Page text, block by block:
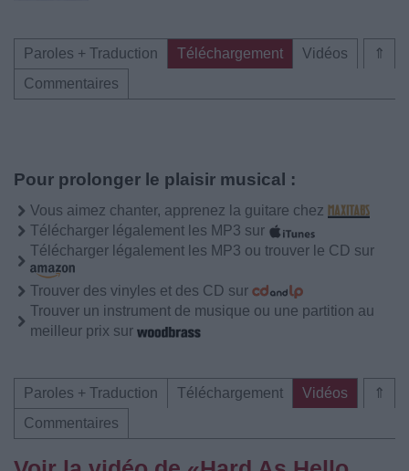
⇑
Paroles + Traduction Téléchargement
Vidéos
Commentaires
Pour prolonger le plaisir musical :
Vous aimez chanter, apprenez la guitare chez
Télécharger légalement les MP3 sur
Télécharger légalement les MP3 ou trouver le CD sur
Trouver des vinyles et des CD sur
Trouver un instrument de musique ou une partition au
meilleur prix sur
⇑
Paroles + Traduction Téléchargement
Vidéos
Commentaires